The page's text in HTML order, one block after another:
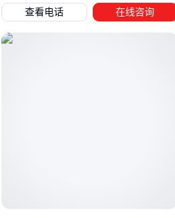
浪涌保护器
查看电话 在线咨询